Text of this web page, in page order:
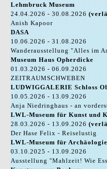
Lehmbruck Museum
24.04.2026 - 30.08.2026
Anish Kapoor
DASA
10.06.2026 - 31.08.2026
Wanderausstellung "Alles im
Museum Haus Opherdicke
01.03.2026 - 06.09.2026
ZEITRAUMSCHWEBEN
LUDWIGGALERIE Schloss
10.05.2026 - 13.09.2026
Anja Niedringhaus - an
LWL-Museum für Kunst und
28.03.2026 - 13.09.2026
Der Hase Felix - Reiselustig
LWL-Museum für
03.10.2025 - 13.09.2026
Ausstellung "Mahlzeit! Wie